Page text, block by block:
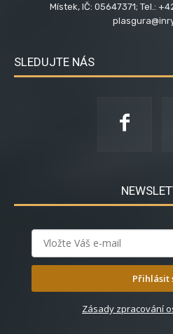
Místek, IČ: 05647371; Tel.:
SLEDUJTE NÁS
Přihlásit
Zásady zpracování